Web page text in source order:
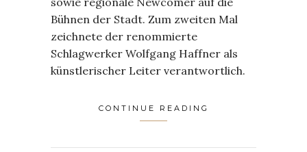
Bühnen der Stadt. Zum zweiten Mal
zeichnete der renommierte
Schlagwerker Wolfgang Haffner als
künstlerischer Leiter verantwortlich.
CONTINUE READING